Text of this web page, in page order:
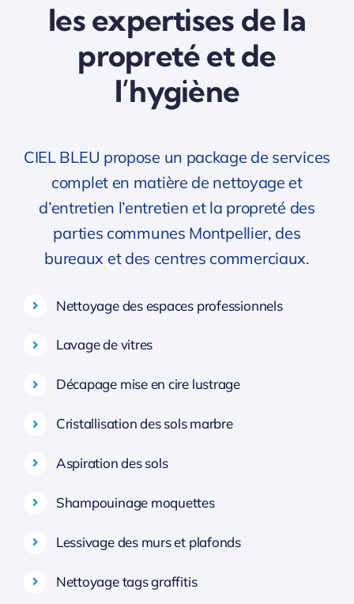
les expertises de la
propreté et de
l’hygiène
CIEL BLEU propose un package de services
complet en matière de nettoyage et
d’entretien l’entretien et la propreté des
parties communes Montpellier, des
bureaux et des centres commerciaux.
Nettoyage des espaces professionnels
Lavage de vitres
Décapage mise en cire lustrage
Cristallisation des sols marbre
Aspiration des sols
Shampouinage moquettes
Lessivage des murs et plafonds
Nettoyage tags graffitis